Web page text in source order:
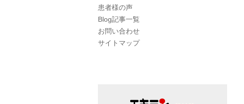
患者様の声
Blog記事一覧
お問い合わせ
サイトマップ